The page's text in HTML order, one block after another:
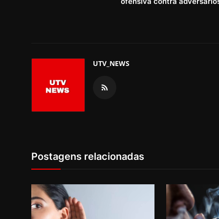
UTV_NEWS
Postagens relacionadas